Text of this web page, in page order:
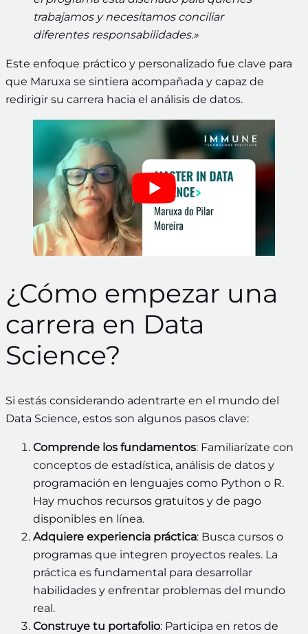
trabajamos y necesitamos conciliar
diferentes responsabilidades.»
Este enfoque práctico y personalizado fue clave para
que Maruxa se sintiera acompañada y capaz de
redirigir su carrera hacia el análisis de datos.
¿Cómo empezar una
carrera en Data
Science?
Si estás considerando adentrarte en el mundo del
Data Science, estos son algunos pasos clave:
Comprende los fundamentos: Familiarízate con
conceptos de estadística, análisis de datos y
programación en lenguajes como Python o R.
Hay muchos recursos gratuitos y de pago
disponibles en línea.
Adquiere experiencia práctica: Busca cursos o
programas que integren proyectos reales. La
práctica es fundamental para desarrollar
habilidades y enfrentar problemas del mundo
real.
Construye tu portafolio: Participa en retos de